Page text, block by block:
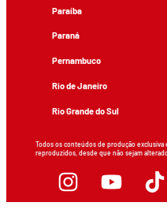
Paraíba
Paraná
Pernambuco
Rio de Janeiro
Rio Grande do Sul
Todos os conteúdos de produção
reproduzidos, desde que não sejam